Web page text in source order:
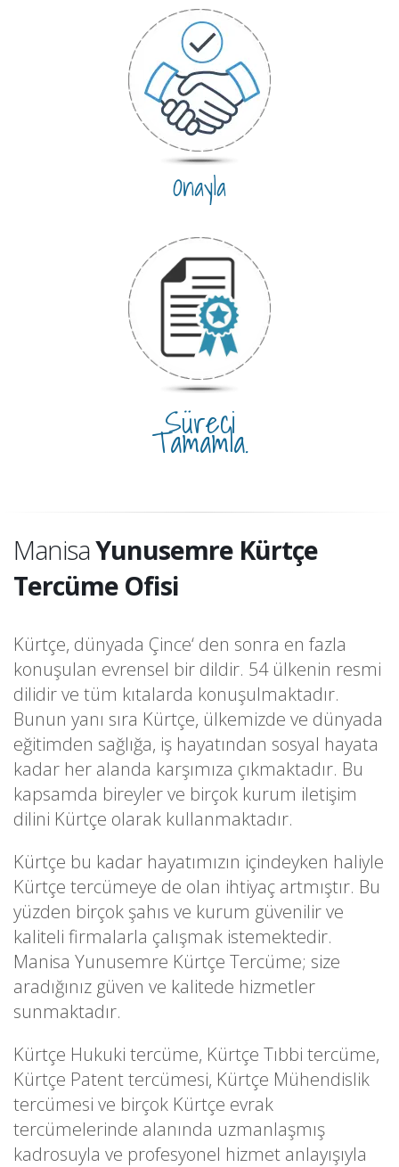
Onayla
Süreci
Tamamla.
ManisaYunusemre Kürtçe
Tercüme Ofisi
Kürtçe, dünyada Çince‘ den sonra en fazla
konuşulan evrensel bir dildir. 54 ülkenin resmi
dilidir ve tüm kıtalarda konuşulmaktadır.
Bunun yanı sıra Kürtçe, ülkemizde ve dünyada
eğitimden sağlığa, iş hayatından sosyal hayata
kadar her alanda karşımıza çıkmaktadır. Bu
kapsamda bireyler ve birçok kurum iletişim
dilini Kürtçe olarak kullanmaktadır.
Kürtçe bu kadar hayatımızın içindeyken haliyle
Kürtçe tercümeye de olan ihtiyaç artmıştır. Bu
yüzden birçok şahıs ve kurum güvenilir ve
kaliteli firmalarla çalışmak istemektedir.
Manisa Yunusemre Kürtçe Tercüme; size
aradığınız güven ve kalitede hizmetler
sunmaktadır.
Kürtçe Hukuki tercüme, Kürtçe Tıbbi tercüme,
Kürtçe Patent tercümesi, Kürtçe Mühendislik
tercümesi ve birçok Kürtçe evrak
tercümelerinde alanında uzmanlaşmış
kadrosuyla ve profesyonel hizmet anlayışıyla